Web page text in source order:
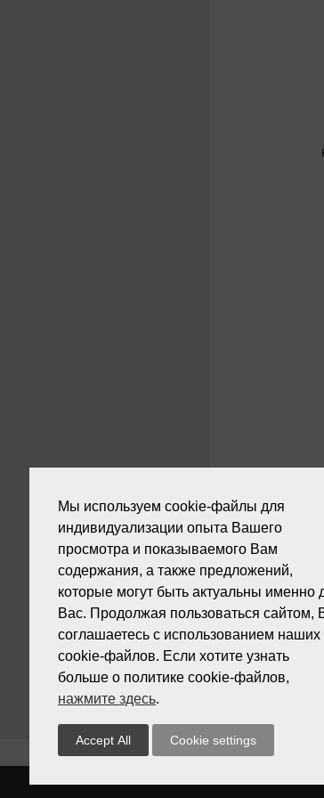
Мы используем cookie-файлы для
индивидуализации опыта Вашего
просмотра и показываемого Вам
содержания, а также предложений,
которые могут быть актуальны именно
Вас. Продолжая пользоваться сайтом,
соглашаетесь с использованием наших
cookie-файлов. Если хотите узнать
больше о политике cookie-файлов,
нажмите здесь.